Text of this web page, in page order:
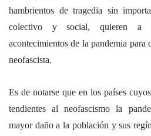
hambrientos de tragedia sin
colectivo y social, quieren a
acontecimientos de la pandemia para
neofascista.
Es de notarse que en los países
tendientes al neofascismo la
mayor daño a la población y sus